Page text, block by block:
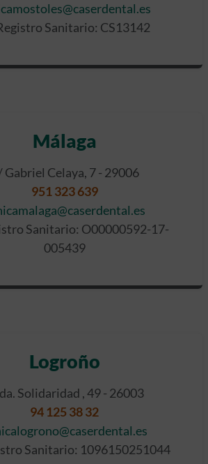
Sanitario: CS13142
Málaga
Gabriel Celaya, 7 - 29006
951 323 639
Sanitario: O00000592-17-
005439
Logroño
Solidaridad , 49 - 26003
94 125 38 32
Sanitario: 1096150251044